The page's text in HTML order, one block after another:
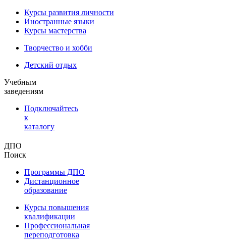
Курсы развития личности
Иностранные языки
Курсы мастерства
Творчество и хобби
Детский отдых
Учебным
заведениям
Подключайтесь
к
каталогу
ДПО
Поиск
Программы ДПО
Дистанционное
образование
Курсы повышения
квалификации
Профессиональная
переподготовка